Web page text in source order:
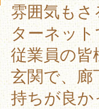
雰囲気も
ターネッ
従業員の皆
玄関で、廊
持ちが良